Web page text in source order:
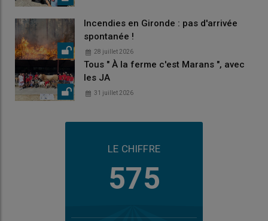
Incendies en Gironde : pas d'arrivée
spontanée !
28 juillet 2026
Tous " À la ferme c'est Marans ", avec
les JA
31 juillet 2026
LE CHIFFRE
575